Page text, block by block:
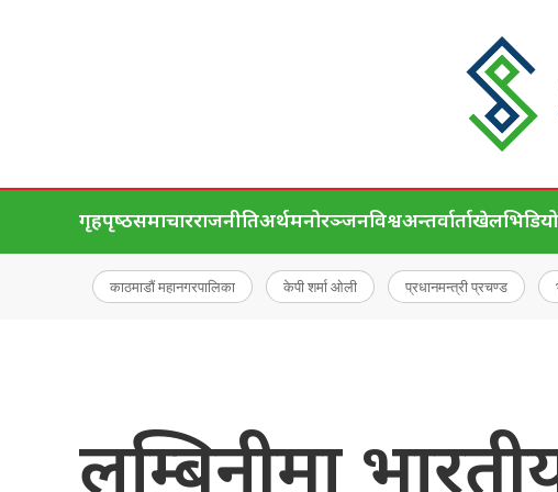
गृहपृष्‍ठसमाचारराजनीतिअर्थमनोरञ्जनविश्वअन्तर्वार्ताखेलभिडियो
काठमाडौं महानगरपालिका केपी शर्मा ओली प्रधानमन्त्री प्रचण्ड